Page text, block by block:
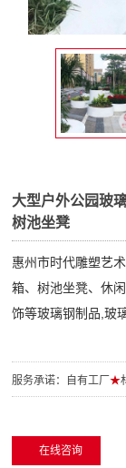
大型户外公园玻
树池坐凳
惠州市时代雕塑艺
箱、树池坐凳、休
饰等玻璃钢制品,玻
服务承诺：自有工厂★
在线咨询